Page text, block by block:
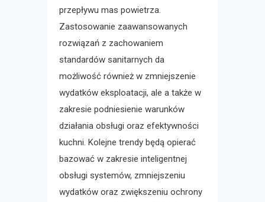
przepływu mas powietrza.
Zastosowanie zaawansowanych
rozwiązań z zachowaniem
standardów sanitarnych da
możliwość również w zmniejszenie
wydatków eksploatacji, ale a także w
zakresie podniesienie warunków
działania obsługi oraz efektywności
kuchni. Kolejne trendy będą opierać
bazować w zakresie inteligentnej
obsługi systemów, zmniejszeniu
wydatków oraz zwiększeniu ochrony